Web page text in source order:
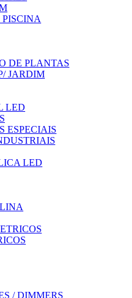
DE PLANTAS
JARDIM
LED
ESPECIAIS
LED
/ DIMMERS